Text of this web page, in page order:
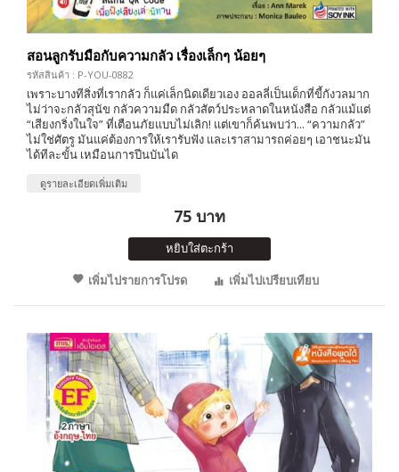
สอนลูกรับมือกับความกลัว เรื่องเล็กๆ น้อยๆ
รหัสสินค้า : P-YOU-0882
เพราะบางทีสิ่งที่เรากลัว ก็แค่เล็กนิดเดียวเอง ออลลี่เป็นเด็กที่ขี้กังวลมาก
ไม่ว่าจะกลัวสุนัข กลัวความมืด กลัวสัตว์ประหลาดในหนังสือ กลัวแม้แต่
“เสียงกริ่งในใจ” ที่เตือนภัยแบบไม่เลิก! แต่เขาก็ค้นพบว่า... “ความกลัว”
ไม่ใช่ศัตรู มันแค่ต้องการให้เรารับฟัง และเราสามารถค่อยๆ เอาชนะมัน
ได้ทีละขั้น เหมือนการปีนบันได
ดูรายละเอียดเพิ่มเติม
75 บาท
หยิบใส่ตะกร้า
เพิ่มไปรายการโปรด
เพิ่มไปเปรียบเทียบ